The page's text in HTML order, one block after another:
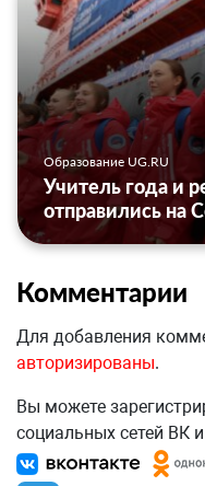
Образование UG.RU
Учитель года и
отправились на
Комментарии
Для добавления
авторизированы.
Вы можете
социальных сетей ВК